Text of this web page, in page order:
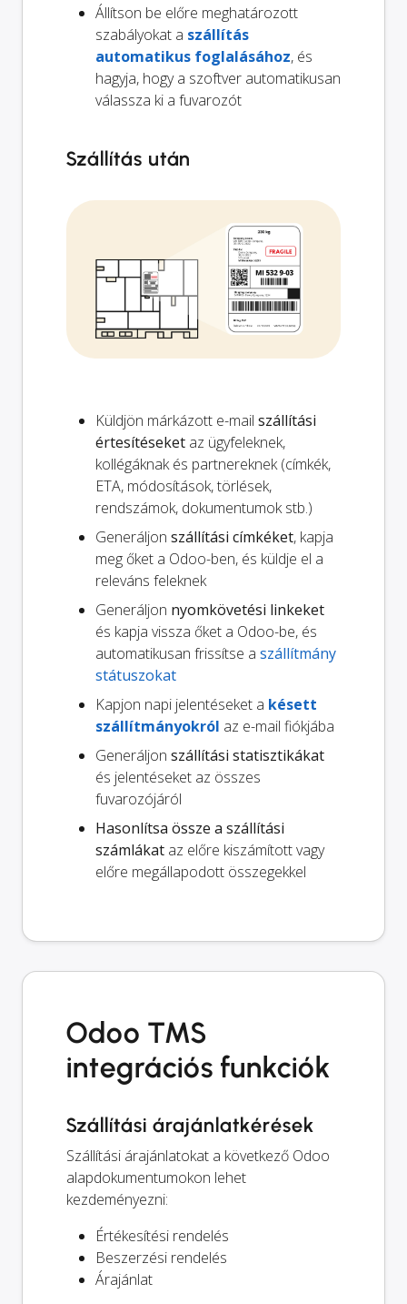
Állítson be előre meghatározott
szabályokat a szállítás
automatikus foglalásához, és
hagyja, hogy a szoftver automatikusan
válassza ki a fuvarozót
Szállítás után
Küldjön márkázott e-mail szállítási
értesítéseket az ügyfeleknek,
kollégáknak és partnereknek (címkék,
ETA, módosítások, törlések,
rendszámok, dokumentumok stb.)
Generáljon szállítási címkéket, kapja
meg őket a Odoo-ben, és küldje el a
releváns feleknek
Generáljon nyomkövetési linkeket
és kapja vissza őket a Odoo-be, és
automatikusan frissítse a szállítmány
státuszokat
Kapjon napi jelentéseket a késett
szállítmányokról az e-mail fiókjába
Generáljon szállítási statisztikákat
és jelentéseket az összes
fuvarozójáról
Hasonlítsa össze a szállítási
számlákat az előre kiszámított vagy
előre megállapodott összegekkel
Odoo TMS
integrációs funkciók
Szállítási árajánlatkérések
Szállítási árajánlatokat a következő Odoo
alapdokumentumokon lehet
kezdeményezni:
Értékesítési rendelés
Beszerzési rendelés
Árajánlat